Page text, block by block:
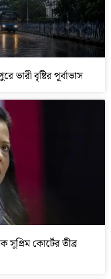
ভারী বৃষ্টির পূর্বাভাস
সুপ্রিম কোর্টের তীব্র